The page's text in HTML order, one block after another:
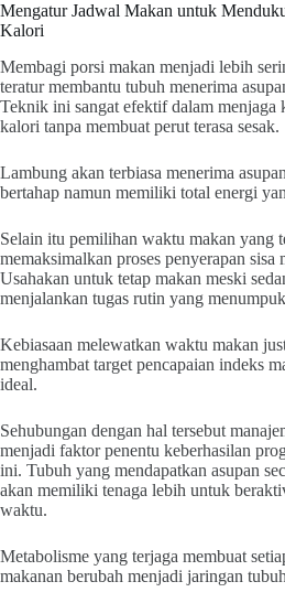
Mengatur Jadwal Makan untuk
Kalori
Membagi porsi makan menjadi lebih
teratur membantu tubuh menerima
Teknik ini sangat efektif dalam menjaga
kalori tanpa membuat perut terasa sesak.
Lambung akan terbiasa menerima
bertahap namun memiliki total energi
Selain itu pemilihan waktu makan yang
memaksimalkan proses penyerapan sisa
Usahakan untuk tetap makan meski
menjalankan tugas rutin yang
Kebiasaan melewatkan waktu makan
menghambat target pencapaian indeks
ideal.
Sehubungan dengan hal tersebut
menjadi faktor penentu keberhasilan
ini. Tubuh yang mendapatkan asupan
akan memiliki tenaga lebih untuk
waktu.
Metabolisme yang terjaga membuat
makanan berubah menjadi jaringan